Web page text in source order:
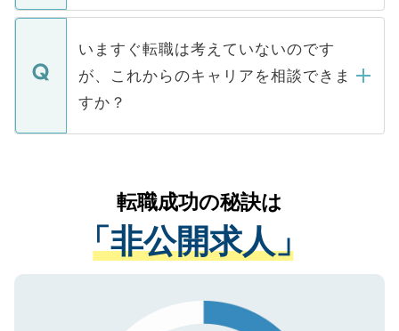
関を公にしてしまうと、応募が殺到する場
に、医療機関が求める条件に合った人材の
みを人材紹介会社に依頼するケースが増え
ています。
定を承諾する必要はありません。内定先へ
の辞退の連絡はキャリアパートナーが行い
ますので、ご安心ください。
個人情報が漏えいすることはありませんの
で、ご安心ください。当サイトからの登録
などで収集したご登録者様の個人情報は、
ご本人のキャリアアップおよび転職活動の
支援を目的に使用いたします。お預かりし
ているすべての個人データはご本人の許可
は、個人情報の取り扱いについての厳密な
管理基準を満たした事業者のみに付与され
る、プライバシーマークを取得済みです。
ご登録いただいた個人情報は、SSL（デー
で、機密保持に関してもご安心ください。
いますぐ転職は考えていないのです
が、これからのキャリアを相談できま
すか？
かがいして、現在の医療機関の状況や紹介
経験をまじえながら、適切なアドバイスを
させていただきます。すぐにご転職をされ
ない方には、長期的なサポートが可能です
ので、まずはご登録ください。
転職成功の秘訣は
「非公開求人」